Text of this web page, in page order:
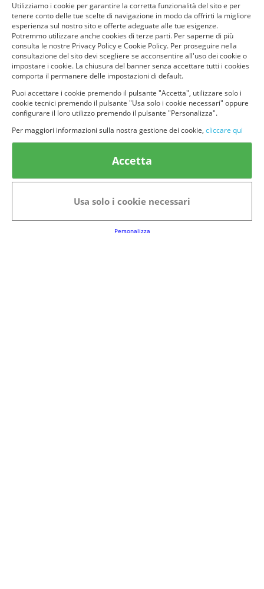
© provaprodottigratis.it 2023 | All Rights Reserved.
Categorie in evidenza
Bellezza
Alimenti e bevande
Nuovi prodotti
Senior
Utilizziamo i cookie per garantire la corretta funzionalità del sito e per
tenere conto delle tue scelte di navigazione in modo da offrirti la migliore
esperienza sul nostro sito e offerte adeguate alle tue esigenze.
Potremmo utilizzare anche cookies di terze parti. Per saperne di più
consulta le nostre Privacy Policy e Cookie Policy. Per proseguire nella
consultazione del sito devi scegliere se acconsentire all'uso dei cookie o
impostare i cookie. La chiusura del banner senza accettare tutti i cookies
comporta il permanere delle impostazioni di default.
Puoi accettare i cookie premendo il pulsante "Accetta", utilizzare solo i
cookie tecnici premendo il pulsante "Usa solo i cookie necessari" oppure
configurare il loro utilizzo premendo il pulsante "Personalizza".
Per maggiori informazioni sulla nostra gestione dei cookie, cliccare qui
Accetta
Usa solo i cookie necessari
Personalizza